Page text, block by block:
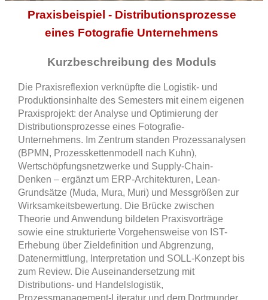
Praxisbeispiel - Distributionsprozesse
eines Fotografie Unternehmens
Kurzbeschreibung des Moduls
Die Praxisreflexion verknüpfte die Logistik- und
Produktionsinhalte des Semesters mit einem eigenen
Praxisprojekt: der Analyse und Optimierung der
Distributionsprozesse eines Fotografie-
Unternehmens. Im Zentrum standen Prozessanalysen
(BPMN, Prozesskettenmodell nach Kuhn),
Wertschöpfungsnetzwerke und Supply-Chain-
Denken – ergänzt um ERP-Architekturen, Lean-
Grundsätze (Muda, Mura, Muri) und Messgrößen zur
Wirksamkeitsbewertung. Die Brücke zwischen
Theorie und Anwendung bildeten Praxisvorträge
sowie eine strukturierte Vorgehensweise von IST-
Erhebung über Zieldefinition und Abgrenzung,
Datenermittlung, Interpretation und SOLL-Konzept bis
zum Review. Die Auseinandersetzung mit
Distributions- und Handelslogistik,
Prozessmanagement-Literatur und dem Dortmunder